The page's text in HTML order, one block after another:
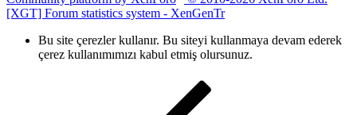
[XGT] Forum statistics system - XenGenTr
Bu site çerezler kullanır. Bu siteyi kullanmaya devam ederek
çerez kullanımımızı kabul etmiş olursunuz.